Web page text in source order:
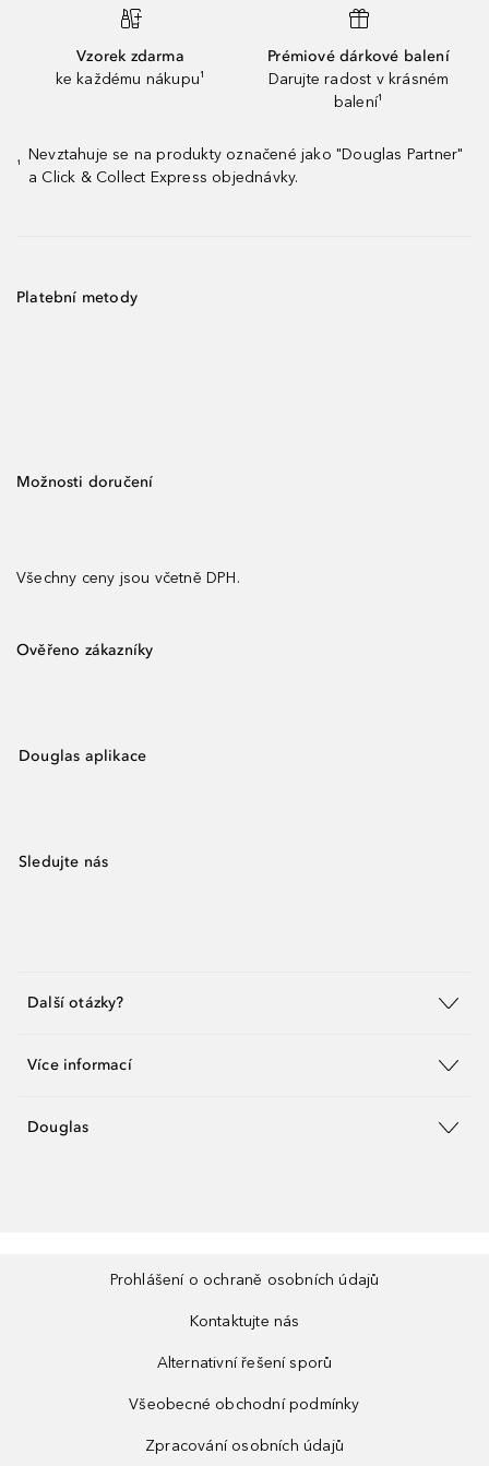
Vzorek zdarma
ke každému nákupu¹
Prémiové dárkové balení
Darujte radost v krásném
balení¹
¹
Nevztahuje se na produkty označené jako "Douglas Partner"
a Click & Collect Express objednávky.
Platební metody
Možnosti doručení
Všechny ceny jsou včetně DPH.
Ověřeno zákazníky
Douglas aplikace
Sledujte nás
Další otázky?
Více informací
Douglas
Prohlášení o ochraně osobních údajů
Kontaktujte nás
Alternativní řešení sporů
Všeobecné obchodní podmínky
Zpracování osobních údajů